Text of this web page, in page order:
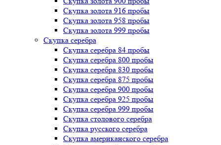
Скупка золота 916 пробы
Скупка золота 958 пробы
Скупка золота 999 пробы
Скупка серебра
Скупка серебра 84 пробы
Скупка серебра 800 пробы
Скупка серебра 830 пробы
Скупка серебра 875 пробы
Скупка серебра 900 пробы
Скупка серебра 925 пробы
Скупка серебра 999 пробы
Скупка столового серебра
Скупка русского серебра
Скупка американского серебра